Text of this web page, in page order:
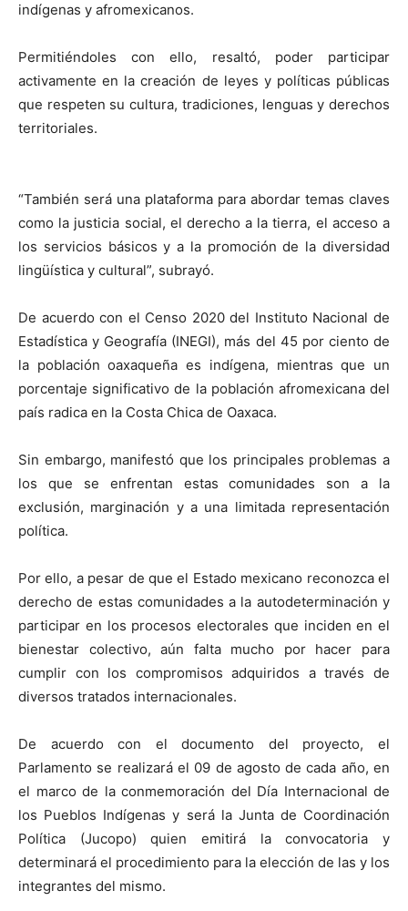
indígenas y afromexicanos.
Permitiéndoles con ello, resaltó, poder participar
activamente en la creación de leyes y políticas públicas
que respeten su cultura, tradiciones, lenguas y derechos
territoriales.
“También será una plataforma para abordar temas claves
como la justicia social, el derecho a la tierra, el acceso a
los servicios básicos y a la promoción de la diversidad
lingüística y cultural”, subrayó.
De acuerdo con el Censo 2020 del Instituto Nacional de
Estadística y Geografía (INEGI), más del 45 por ciento de
la población oaxaqueña es indígena, mientras que un
porcentaje significativo de la población afromexicana del
país radica en la Costa Chica de Oaxaca.
Sin embargo, manifestó que los principales problemas a
los que se enfrentan estas comunidades son a la
exclusión, marginación y a una limitada representación
política.
Por ello, a pesar de que el Estado mexicano reconozca el
derecho de estas comunidades a la autodeterminación y
participar en los procesos electorales que inciden en el
bienestar colectivo, aún falta mucho por hacer para
cumplir con los compromisos adquiridos a través de
diversos tratados internacionales.
De acuerdo con el documento del proyecto, el
Parlamento se realizará el 09 de agosto de cada año, en
el marco de la conmemoración del Día Internacional de
los Pueblos Indígenas y será la Junta de Coordinación
Política (Jucopo) quien emitirá la convocatoria y
determinará el procedimiento para la elección de las y los
integrantes del mismo.